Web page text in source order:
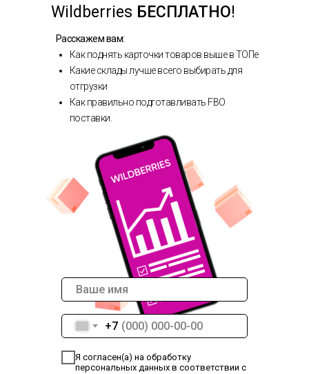
+7
Я согласен(а) на обработку
персональных данных в соответствии с
Расскажем вам:
Как поднять карточки товаров выше в ТОПе
Какие склады лучше всего выбирать для
отгрузки
Как правильно подготавливать FBO
поставки.
Wildberries БЕСПЛАТНО!